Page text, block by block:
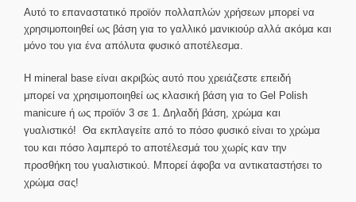
Αυτό το επαναστατικό προϊόν πολλαπλών χρήσεων μπορεί να
χρησιμοποιηθεί ως βάση για το γαλλικό μανικιούρ αλλά ακόμα και
μόνο του για ένα απόλυτα φυσικό αποτέλεσμα.
Η mineral base είναι ακριβώς αυτό που χρειάζεστε επειδή
μπορεί να χρησιμοποιηθεί ως κλασική βάση για το Gel Polish
manicure ή ως προϊόν 3 σε 1. Δηλαδή βάση, χρώμα και
γυαλιστικό! Θα εκπλαγείτε από το πόσο φυσικό είναι το χρώμα
του και πόσο λαμπερό το αποτέλεσμά του χωρίς καν την
προσθήκη του γυαλιστικού. Μπορεί άφοβα να αντικαταστήσει το
χρώμα σας!